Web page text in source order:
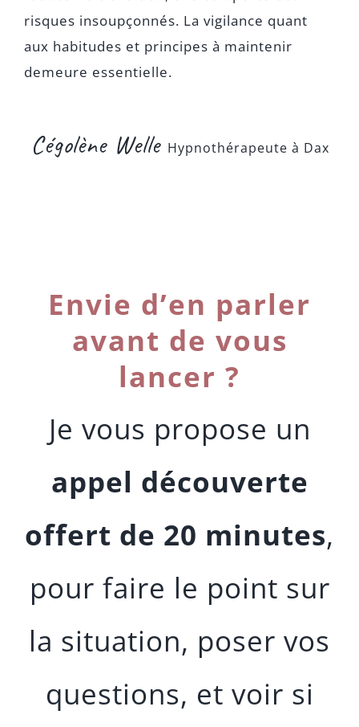
risques insoupçonnés. La vigilance quant
aux habitudes et principes à maintenir
demeure essentielle.
Cégolène Welle Hypnothérapeute à Dax
Envie d’en parler
avant de vous
lancer ?
Je vous propose un
appel découverte
offert de 20 minutes,
pour faire le point sur
la situation, poser vos
questions, et voir si